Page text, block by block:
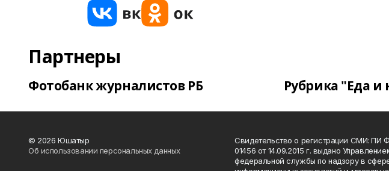
Партнеры
Фотобанк журналистов РБ Рубрика "Еда и
© 2026 Юшатыр
Об использовании персональных данных
Свидетельство о регистрации СМИ: ПИ
01456 от 14.09.2015 г. выдано
федеральной службы по надзору в